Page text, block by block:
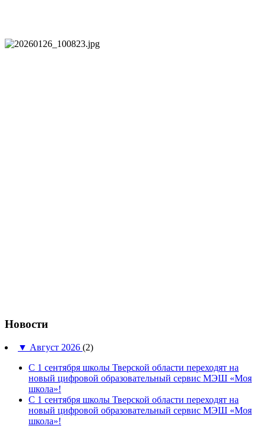
Новости
▼ Август 2026 (2)
С 1 сентября школы Тверской области переходят на
новый цифровой образовательный сервис МЭШ «Моя
школа»!
С 1 сентября школы Тверской области переходят на
новый цифровой образовательный сервис МЭШ «Моя
школа»!